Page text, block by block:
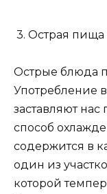
3. Острая пища
Острые блюда
Употребление
заставляют нас
способ
содержится в
один из
которой